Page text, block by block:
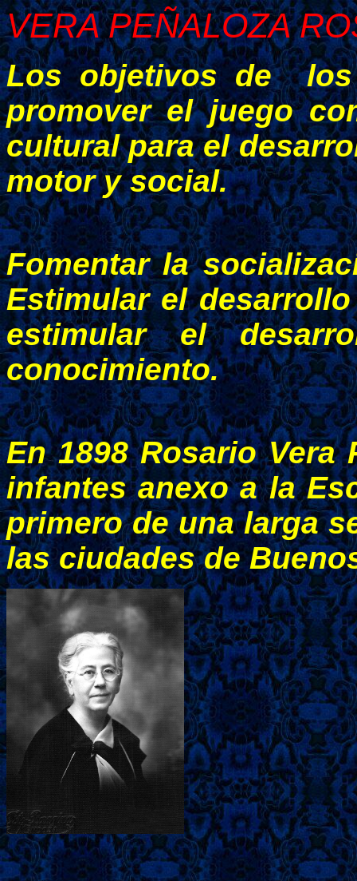
VERA PEÑALOZA
Los objetivos de los
promover el juego
cultural para el
motor y social.
Fomentar la
Estimular el
estimular el
conocimiento.
En 1898 Rosario Vera
infantes anexo a la
primero de una larga
las ciudades de